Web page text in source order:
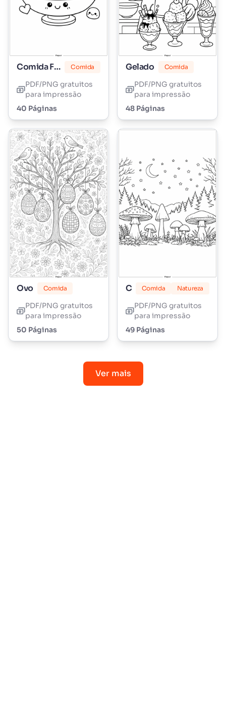
Comida Fofa Comida
PDF/PNG gratuitos
para impressão
40 Páginas
Gelado Comida
PDF/PNG gratuitos
para impressão
48 Páginas
Ovo Comida
PDF/PNG gratuitos
para impressão
50 Páginas
Comida Natureza
PDF/PNG gratuitos
para impressão
49 Páginas
Ver mais